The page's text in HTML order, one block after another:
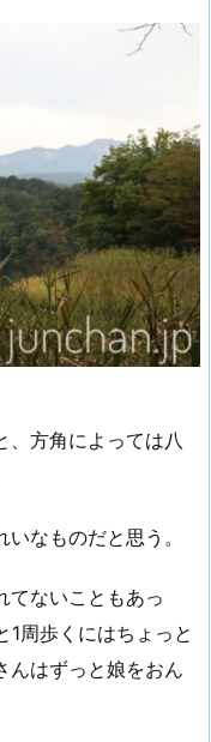
、方角によっては八
なものだと思う。
てないこともあっ
周歩くにはちょっと
んはずっと娘をおん